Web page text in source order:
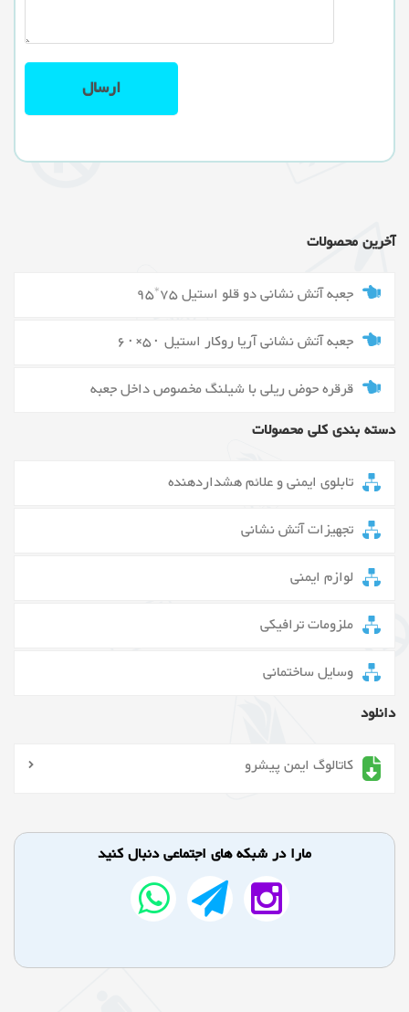
آخرین محصولات
جعبه آتش نشانی دو قلو استیل 75*95
جعبه آتش نشانی آریا روکار استیل ۵۰×۶۰
قرقره حوض ریلی با شیلنگ مخصوص داخل جعبه
دسته بندی کلی محصولات
تابلوی ایمنی و علائم هشداردهنده
تجهیزات آتش نشانی
لوازم ایمنی
ملزومات ترافیکی
وسایل ساختمانی
دانلود
کاتالوگ ایمن پیشرو
مارا در شبکه های اجتماعی دنبال کنید